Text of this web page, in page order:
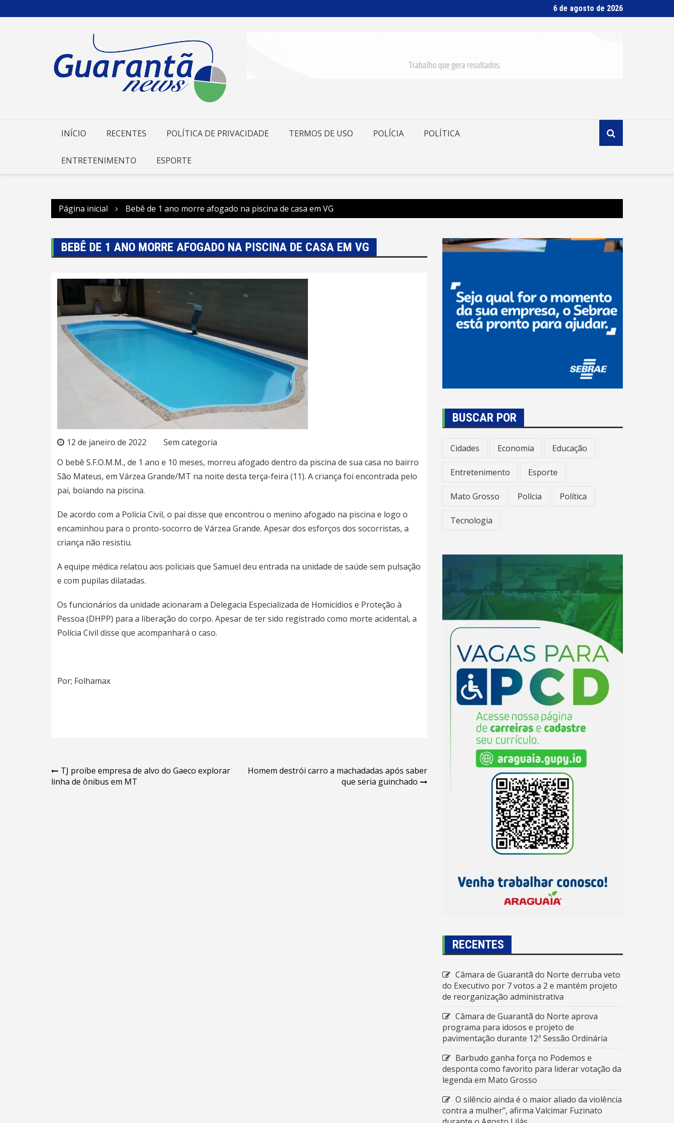
para
6 de agosto de 2026
INÍCIO RECENTES POLÍTICA DE PRIVACIDADE TERMOS DE USO POLÍCIA POLÍTICA
ENTRETENIMENTO ESPORTE
Página inicial Bebê de 1 ano morre afogado na piscina de casa em VG
BEBÊ DE 1 ANO MORRE AFOGADO NA PISCINA DE CASA EM VG
12 de janeiro de 2022
Sem categoria
O bebê S.F.O.M.M., de 1 ano e 10 meses, morreu afogado dentro da piscina de sua casa no bairro
São Mateus, em Várzea Grande/MT na noite desta terça-feira (11). A criança foi encontrada pelo
pai, boiando na piscina.
De acordo com a Polícia Civil, o pai disse que encontrou o menino afogado na piscina e logo o
encaminhou para o pronto-socorro de Várzea Grande. Apesar dos esforços dos socorristas, a
criança não resistiu.
A equipe médica relatou aos policiais que Samuel deu entrada na unidade de saúde sem pulsação
e com pupilas dilatadas.
Os funcionários da unidade acionaram a Delegacia Especializada de Homicídios e Proteção à
Pessoa (DHPP) para a liberação do corpo. Apesar de ter sido registrado como morte acidental, a
Polícia Civil disse que acompanhará o caso.
Por; Folhamax
Navegação
de
TJ proíbe empresa de alvo do Gaeco explorar
linha de ônibus em MT
Homem destrói carro a machadadas após saber
que seria guinchado
BUSCAR POR
Cidades Economia Educação
Entretenimento Esporte
Mato Grosso Polícia Política
Tecnologia
RECENTES
Câmara de Guarantã do Norte derruba veto
do Executivo por 7 votos a 2 e mantém projeto
de reorganização administrativa
Câmara de Guarantã do Norte aprova
programa para idosos e projeto de
pavimentação durante 12ª Sessão Ordinária
Barbudo ganha força no Podemos e
desponta como favorito para liderar votação da
legenda em Mato Grosso
O silêncio ainda é o maior aliado da violência
contra a mulher”, afirma Valcimar Fuzinato